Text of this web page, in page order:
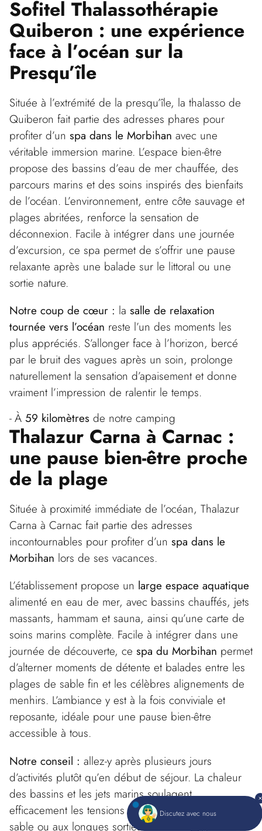
Sofitel Thalassothérapie
Quiberon : une expérience
face à l’océan sur la
Presqu’île
Située à l’extrémité de la presqu’île, la thalasso de
Quiberon fait partie des adresses phares pour
profiter d’un spa dans le Morbihan avec une
véritable immersion marine. L’espace bien-être
propose des bassins d’eau de mer chauffée, des
parcours marins et des soins inspirés des bienfaits
de l’océan. L’environnement, entre côte sauvage et
plages abritées, renforce la sensation de
déconnexion. Facile à intégrer dans une journée
d’excursion, ce spa permet de s’offrir une pause
relaxante après une balade sur le littoral ou une
sortie nature.
Notre coup de cœur : la salle de relaxation
tournée vers l’océan reste l’un des moments les
plus appréciés. S’allonger face à l’horizon, bercé
par le bruit des vagues après un soin, prolonge
naturellement la sensation d’apaisement et donne
vraiment l’impression de ralentir le temps.
À 59 kilomètres de notre camping
Thalazur Carna à Carnac :
une pause bien-être proche
de la plage
Située à proximité immédiate de l’océan, Thalazur
Carna à Carnac fait partie des adresses
incontournables pour profiter d’un spa dans le
Morbihan lors de ses vacances.
L’établissement propose un large espace aquatique
alimenté en eau de mer, avec bassins chauffés, jets
massants, hammam et sauna, ainsi qu’une carte de
soins marins complète. Facile à intégrer dans une
journée de découverte, ce spa du Morbihan permet
d’alterner moments de détente et balades entre les
plages de sable fin et les célèbres alignements de
menhirs. L’ambiance y est à la fois conviviale et
reposante, idéale pour une pause bien-être
accessible à tous.
Notre conseil : allez-y après plusieurs jours
d’activités plutôt qu’en début de séjour. La chaleur
des bassins et les jets marins soulagent
efficacement les tensions liées à la marche sur le
sable ou aux longues sorties à vélo le long du
Discutez avec nous